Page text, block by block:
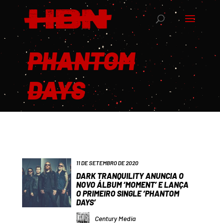
PHANTOM
DAYS
11 DE SETEMBRO DE 2020
DARK TRANQUILITY ANUNCIA O
NOVO ÁLBUM ‘MOMENT’ E LANÇA
O PRIMEIRO SINGLE ‘PHANTOM
DAYS’
Century Media